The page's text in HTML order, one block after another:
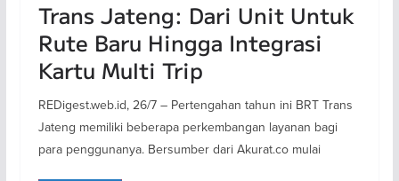
Trans Jateng: Dari Unit Untuk
Rute Baru Hingga Integrasi
Kartu Multi Trip
REDigest.web.id, 26/7 – Pertengahan tahun ini BRT Trans
Jateng memiliki beberapa perkembangan layanan bagi
para penggunanya. Bersumber dari Akurat.co mulai